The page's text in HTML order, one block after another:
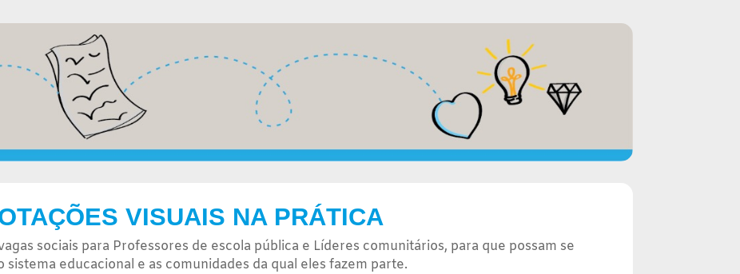
VISUAIS NA PRÁTICA
sociais para Professores de escola pública e Líderes comunitários, para que possam se
educacional e as comunidades da qual eles fazem parte.